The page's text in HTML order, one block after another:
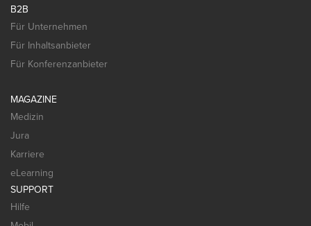
B2B
Für Unternehmen
Für Inhaltsanbieter
Für Konferenzanbieter
MAGAZINE
Medizin
Jura
Karriere
eLearning
SUPPORT
Hilfe